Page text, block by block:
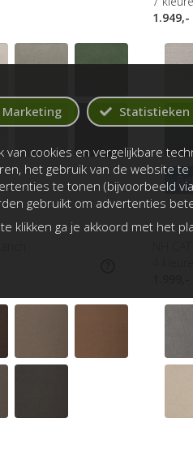
1.949,-
Marketing Statistieken
van cookies en vergelijkbare
het gebruik van de website
te tonen (bijvoorbeeld
gebruikt om advertenties
te klikken ga je akkoord met het